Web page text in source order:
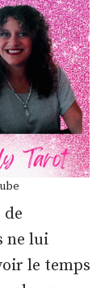
de
ne lui
le temps